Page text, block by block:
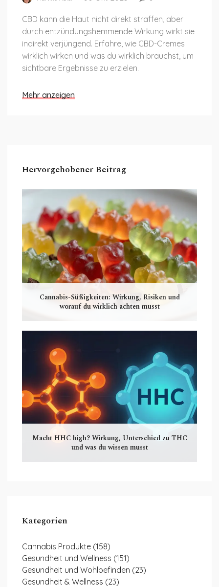
CBD kann die Haut nicht direkt straffen, aber
durch entzündungshemmende Wirkung wirkt sie
indirekt verjüngend. Erfahre, wie CBD-Cremes
wirklich wirken und was du wirklich brauchst, um
sichtbare Ergebnisse zu erzielen.
Mehr anzeigen
Hervorgehobener Beitrag
Cannabis-Süßigkeiten: Wirkung, Risiken und
worauf du wirklich achten musst
Macht HHC high? Wirkung, Unterschied zu THC
und was du wissen musst
Kategorien
Cannabis Produkte (158)
Gesundheit und Wellness (151)
Gesundheit und Wohlbefinden (23)
Gesundheit & Wellness (23)